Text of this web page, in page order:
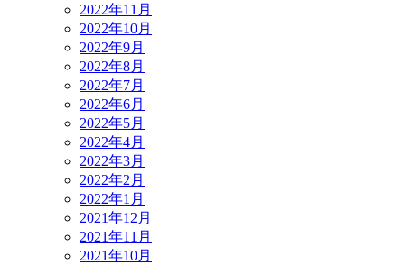
2022年11月
2022年10月
2022年9月
2022年8月
2022年7月
2022年6月
2022年5月
2022年4月
2022年3月
2022年2月
2022年1月
2021年12月
2021年11月
2021年10月